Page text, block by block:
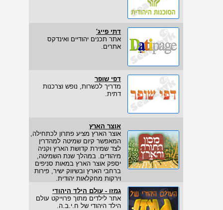
דתי פייג'
אתר תכנים יהודיים ואינדקס
אתרים.
דפי שופר
מדריך לכשרות, נופש וצרכנות
דתית.
אוצר הארץ
אוצר הארץ מציע פתרון לכתחילה,
המאפשר קיום שמיטה למהדרין
לצד שמירת קדושת הארץ וקניה
מיהודים. במהלך שנת השמיטה,
יספק אוצר הארץ במאות סניפים
ברחבי הארץ ובשיווק ישיר, פירות
וירקות מחקלאות יהודית.
גמזו - עולם הילד היהודי
אתר לילדים מתוך פרוייקט עולם
הילד היהודי של ח.י.ב.ה.